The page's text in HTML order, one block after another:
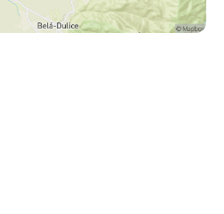
: Mystická zrúcanina je
a neodolateľnou
dediny
nebom vás vtiahne do
– spoznáte tradičné
i každodenný život v